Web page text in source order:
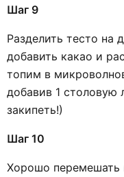
Шаг 9
Разделить тесто на
добавить какао и
топим в
добавив 1
закипеть!)
Шаг 10
Хорошо перемешать